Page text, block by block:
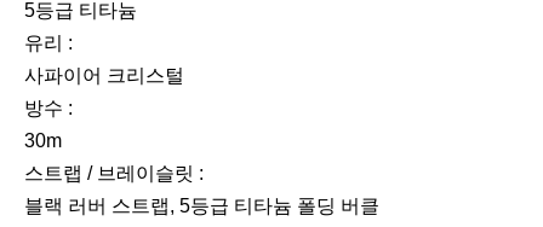
5등급 티타늄
유리 :
사파이어 크리스털
방수 :
30m
스트랩 / 브레이슬릿 :
블랙 러버 스트랩, 5등급 티타늄 폴딩 버클